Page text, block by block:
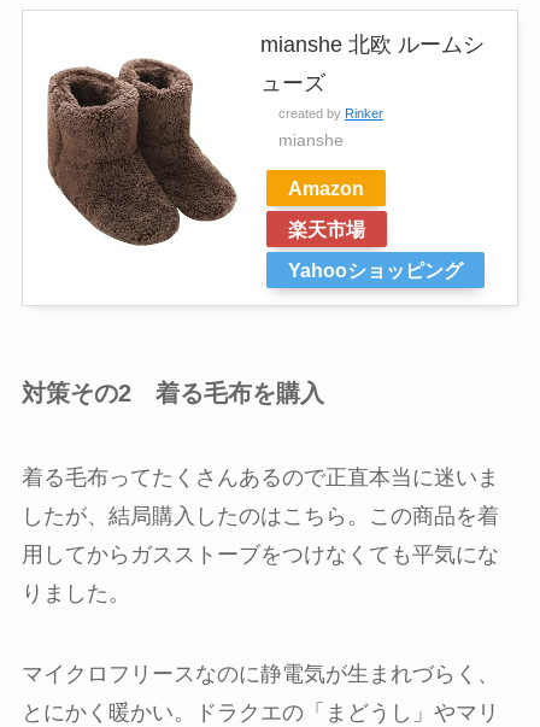
mianshe 北欧 ルームシ
ューズ
created by Rinker
mianshe
Amazon
楽天市場
Yahooショッピング
対策その2 着る毛布を購入
着る毛布ってたくさんあるので正直本当に迷いま
したが、結局購入したのはこちら。この商品を着
用してからガスストーブをつけなくても平気にな
りました。
マイクロフリースなのに静電気が生まれづらく、
とにかく暖かい。ドラクエの「まどうし」やマリ